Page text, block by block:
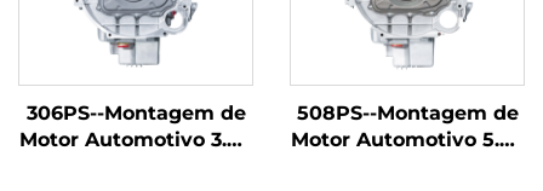
Star Vein, Discovery
Five e outros modelos
306PS--Montagem de
Motor Automotivo 3.0T
508PS--Montagem de
Motor Automotivo 5.0T